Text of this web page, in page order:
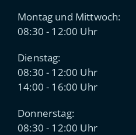
Montag und Mittwoch:
08:30 - 12:00 Uhr
Dienstag:
08:30 - 12:00 Uhr
14:00 - 16:00 Uhr
Donnerstag:
08:30 - 12:00 Uhr